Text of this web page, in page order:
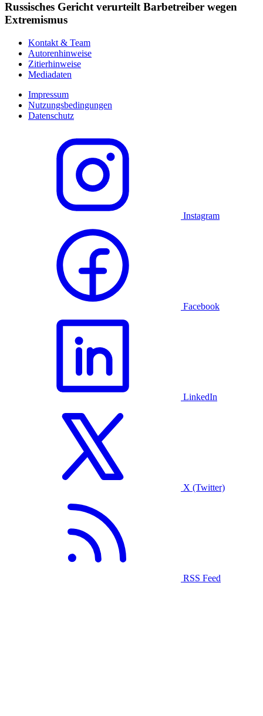
Russisches Gericht verurteilt Barbetreiber wegen
Extremismus
Kontakt & Team
Autorenhinweise
Zitierhinweise
Mediadaten
Impressum
Nutzungsbedingungen
Datenschutz
Instagram
Facebook
LinkedIn
X (Twitter)
RSS Feed